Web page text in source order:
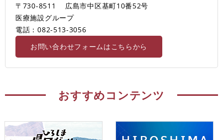
〒730-8511
広島市中区基町10番52号
医療施設グループ
電話：082-513-3056
お問い合わせフォームはこちらから
おすすめコンテンツ